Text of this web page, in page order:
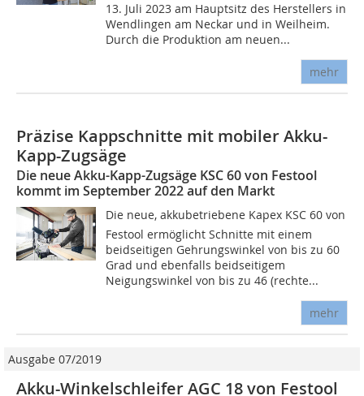
13. Juli 2023 am Hauptsitz des Herstellers in
Wendlingen am Neckar und in Weilheim.
Durch die Produktion am neuen...
mehr
Präzise Kappschnitte mit mobiler Akku-
Kapp-Zugsäge
Die neue Akku-Kapp-Zugsäge KSC 60 von Festool
kommt im September 2022 auf den Markt
Die neue, akkubetriebene Kapex KSC 60 von
Festool ermöglicht Schnitte mit einem
beidseitigen Gehrungswinkel von bis zu 60
Grad und ebenfalls beidseitigem
Neigungswinkel von bis zu 46 (rechte...
mehr
Ausgabe 07/2019
Akku-Winkelschleifer AGC 18 von Festool